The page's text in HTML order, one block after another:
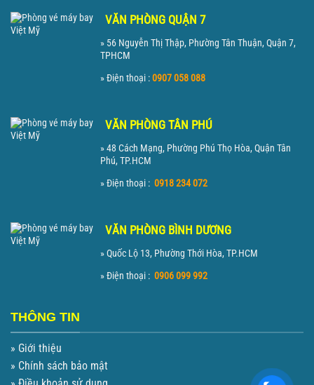
VĂN PHÒNG QUẬN 7
» 56 Nguyễn Thị Thập, Phường Tân Thuận, Quận 7,
TPHCM
» Điện thoại :0907 058 088
VĂN PHÒNG TÂN PHÚ
» 48 Cách Mạng, Phường Phú Thọ Hòa, Quận Tân
Phú, TP.HCM
» Điện thoại : 0918 234 072
VĂN PHÒNG BÌNH DƯƠNG
» Quốc Lộ 13, Phường Thới Hòa, TP.HCM
» Điện thoại : 0906 099 992
THÔNG TIN
» Giới thiệu
» Chính sách bảo mật